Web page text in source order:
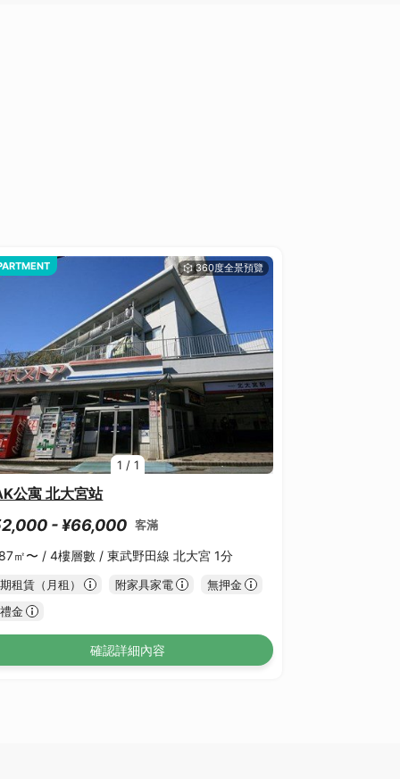
1 / 1
公寓 北大宮站
- ¥66,000 客滿
㎡〜 /4樓層數 /東武野田線 北大宮 1分
租賃（月租） 附家具家電
無押金
金
確認詳細內容